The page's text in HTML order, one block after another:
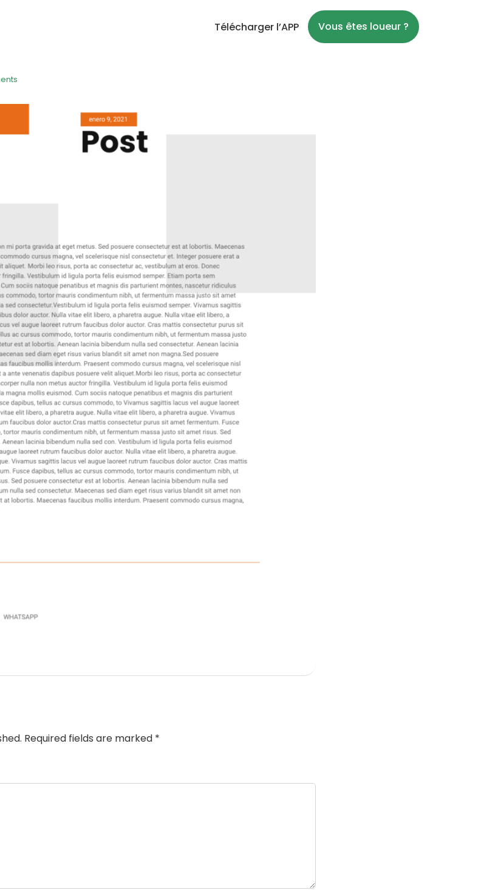
Télécharger l’APP Vous êtes loueur ?
Required fields are marked *